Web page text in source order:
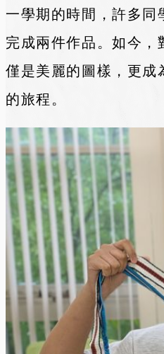
一學期的時間，許多同
完成兩件作品。如今，
僅是美麗的圖樣，更成
的旅程。